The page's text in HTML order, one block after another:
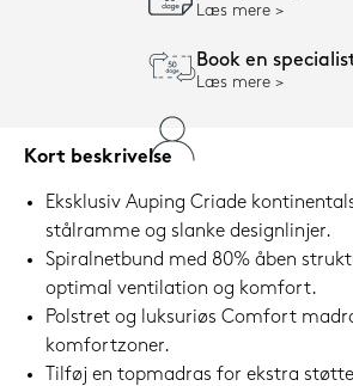
Læs mere
Book en
Læs mere
Kort beskrivelse
Eksklusiv Auping Criade
stålramme og slanke designlinjer.
Spiralnetbund med 80% åben
optimal ventilation og komfort.
Polstret og luksuriøs Comfort
komfortzoner.
Tilføj en topmadras for ekstra